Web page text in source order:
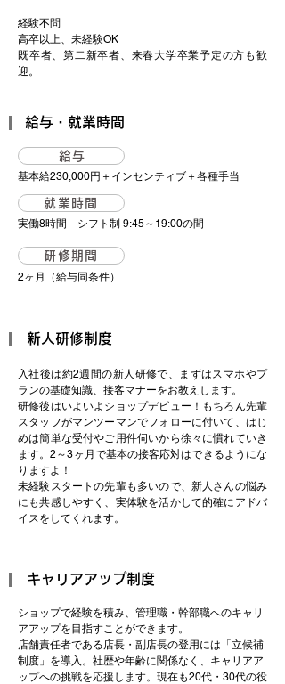
経験不問
高卒以上、未経験OK
既卒者、第二新卒者、来春大学卒業予定の方も歓
迎。
​給与・就業時間
給与
基本給230,000円＋インセンティブ＋各種手当
就業時間
実働8時間 シフト制 9:45～19:00の間
研修期間
2ヶ月（給与同条件）
新人研修制度
入社後は約2週間の新人研修で、まずはスマホやプ
ランの基礎知識、接客マナーをお教えします。
研修後はいよいよショップデビュー！もちろん先輩
スタッフがマンツーマンでフォローに付いて、はじ
めは簡単な受付やご用件伺いから徐々に慣れていき
ます。2～3ヶ月で基本の接客応対はできるようにな
りますよ！
未経験スタートの先輩も多いので、新人さんの悩み
にも共感しやすく、実体験を活かして的確にアドバ
イスをしてくれます。
キャリアアップ制度
ショップで経験を積み、管理職・幹部職へのキャリ
アアップを目指すことができます。
店舗責任者である店長・副店長の登用には「立候補
制度」を導入。社歴や年齢に関係なく、キャリアア
ップへの挑戦を応援します。現在も20代・30代の役